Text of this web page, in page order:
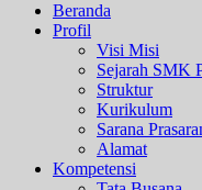
Beranda
Profil
Visi Misi
Sejarah SMK
Struktur
Kurikulum
Sarana
Alamat
Kompetensi